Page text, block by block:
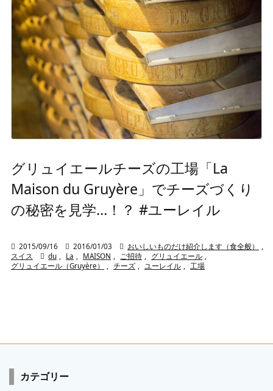
グリュイエールチーズの工場「La
Maison du Gruyère」でチーズづくり
の秘密を見学…！？ #ユーレイル
 2015/09/16  2016/01/03  おいしいものだけ紹介します（食全般）
スイス
 du La MAISON ご招待 グリュイエール
グリュイエール（Gruyère）
チーズ ユーレイル 工場
カテゴリー